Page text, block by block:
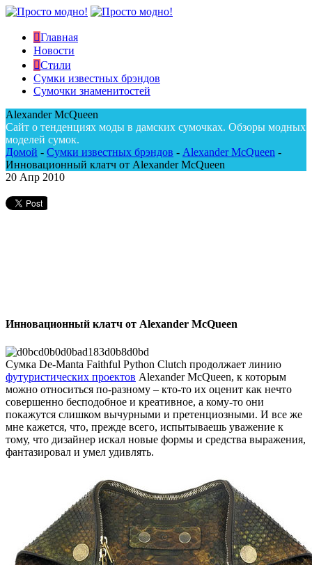
Главная
Новости
Стили
Сумки известных брэндов
Сумочки знаменитостей
Alexander McQueen
Сайт о тенденциях моды в дамских сумочках. Обзоры модных
моделей сумок.
Домой - Сумки известных брэндов - Alexander McQueen -
Инновационный клатч от Alexander McQueen
20 Апр 2010
Инновационный клатч от Alexander McQueen
Сумка De-Manta Faithful Python Clutch продолжает линию
футуристических проектов Alexander McQueen, к которым
можно относиться по-разному – кто-то их оценит как нечто
совершенно бесподобное и креативное, а кому-то они
покажутся слишком вычурными и претенциозными. И все же
мне кажется, что, прежде всего, испытываешь уважение к
тому, что дизайнер искал новые формы и средства выражения,
фантазировал и умел удивлять.